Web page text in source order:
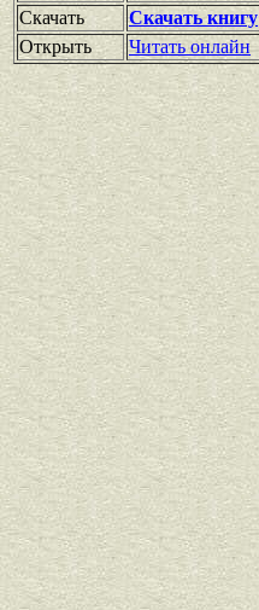
Скачать
Скачать книгу
Открыть
Читать онлайн